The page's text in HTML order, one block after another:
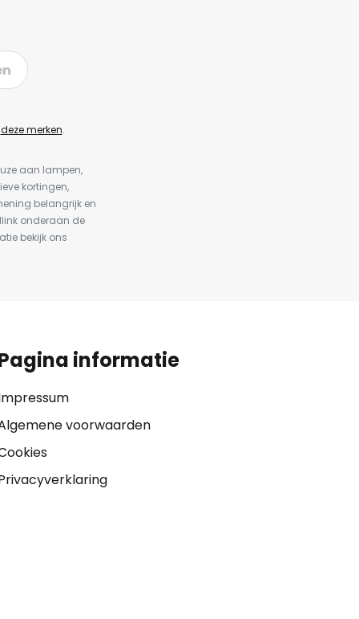
deze merken.
aan lampen,
kortingen,
belangrijk en
onderaan de
bekijk ons
informatie
voorwaarden